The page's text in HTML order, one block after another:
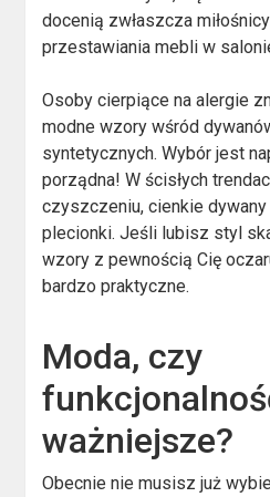
docenią zwłaszcza
przestawiania mebli w
Osoby cierpiące na alergie
modne wzory wśród
syntetycznych. Wybór jest
porządna! W ścisłych
czyszczeniu, cienkie
plecionki. Jeśli lubisz styl
wzory z pewnością Cię
bardzo praktyczne.
Moda, czy
ważniejsze?
Obecnie nie musisz już